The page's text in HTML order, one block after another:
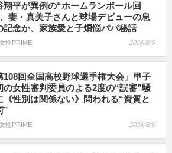
翔平が異例の“ホームランボール回
妻・真美子さんと球場デビューの息
記念か、家族愛と子煩悩パパ秘話
性PRIME 2026/8/9
108回全国高校野球選手権大会」甲子
の女性審判委員のよる2度の“誤審”騒
《性別は関係ない》問われる“資質と
”
性PRIME 2026/8/9